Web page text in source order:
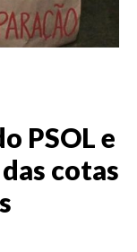
PSOL e
cotas